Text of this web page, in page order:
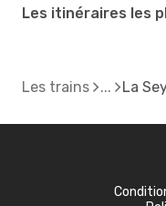
Les itinéraires les
Les trains La